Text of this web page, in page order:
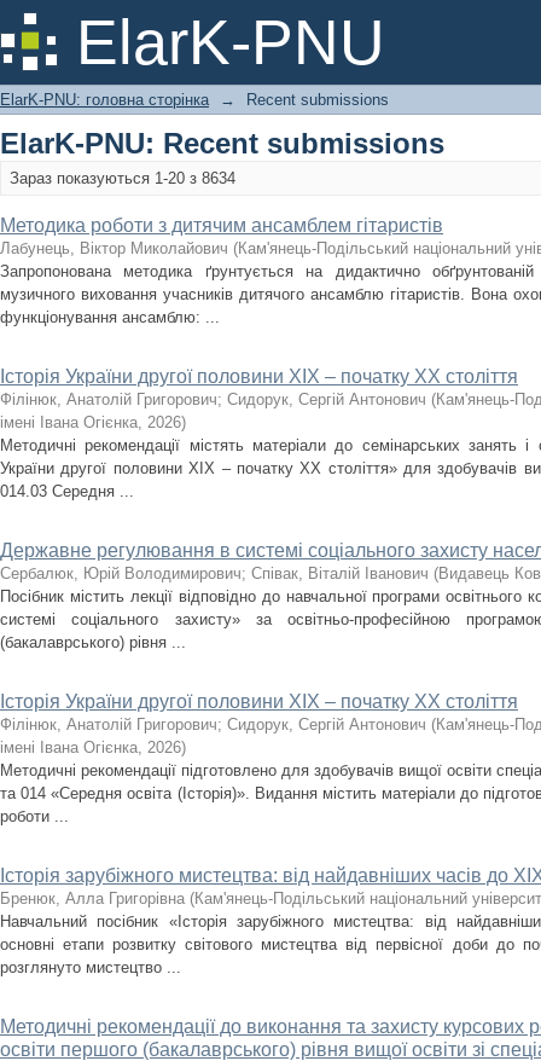
ElarK-PNU
Recently added
ElarK-PNU: головна сторінка → Recent submissions
ElarK-PNU: Recent submissions
Зараз показуються 1-20 з 8634
Методика роботи з дитячим ансамблем гітаристів
Лабунець, Віктор Миколайович (Кам'янець-Подільський національний
Запропонована методика ґрунтується на дидактично
музичного виховання учасників дитячого ансамблю гітаристів. Вона
функціонування ансамблю: ...
Історія України другої половини XIX – початку ХХ століття
Філінюк, Анатолій Григорович; Сидорук, Сергій Антонович (Кам'янець-
імені Івана Огієнка, 2026)
Методичні рекомендації містять матеріали до семінарських занять і
України другої половини ХІХ – початку ХХ століття» для здобувачів
014.03 Середня ...
Державне регулювання в системі соціального захисту
Сербалюк, Юрій Володимирович; Співак, Віталій Іванович (Видавець
Посібник містить лекції відповідно до навчальної програми
системі соціального захисту» за освітньо-професійною
(бакалаврського) рівня ...
Історія України другої половини XIX – початку ХХ століття
Філінюк, Анатолій Григорович; Сидорук, Сергій Антонович (Кам'янець-
імені Івана Огієнка, 2026)
Методичні рекомендації підготовлено для здобувачів вищої освіти
та 014 «Середня освіта (Історія)». Видання містить матеріали до
роботи ...
Історія зарубіжного мистецтва: від найдавніших часів до
Бренюк, Алла Григорівна (Кам'янець-Подільський національний
Навчальний посібник «Історія зарубіжного мистецтва: від
основні етапи розвитку світового мистецтва від первісної доби до
розглянуто мистецтво ...
Методичні рекомендації до виконання та захисту курсових
освіти першого (бакалаврського) рівня вищої освіти зі